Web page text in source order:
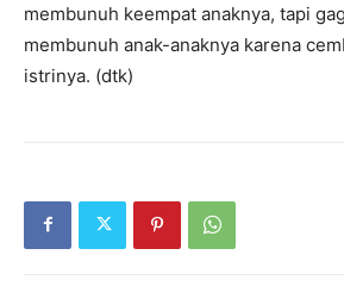
membunuh keempat anaknya, tapi
membunuh anak-anaknya karena
istrinya. (dtk)